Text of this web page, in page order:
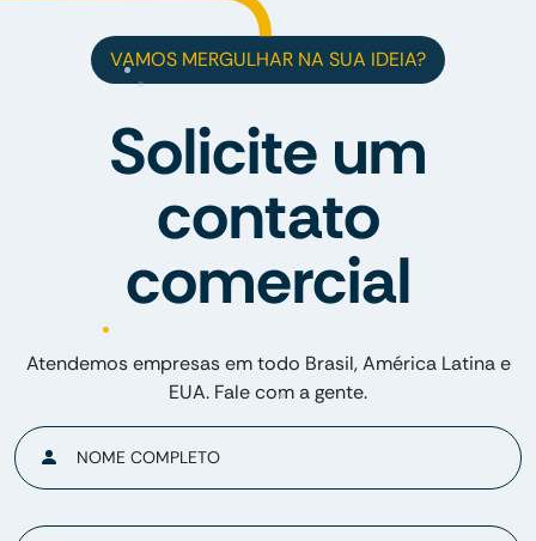
VAMOS MERGULHAR NA SUA IDEIA?
Solicite um
contato
comercial
Atendemos empresas em todo Brasil, América Latina e
EUA. Fale com a gente.
NOME COMPLETO